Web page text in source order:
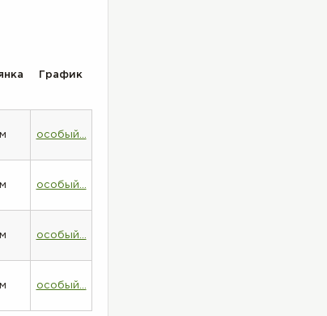
График
особый...
особый...
особый...
особый...